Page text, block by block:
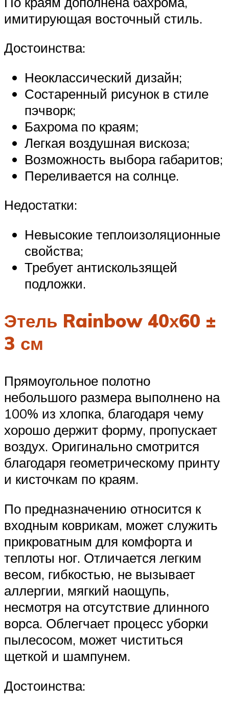
имитирующая восточный стиль.
Достоинства:
Неоклассический дизайн;
Состаренный рисунок в стиле
пэчворк;
Бахрома по краям;
Легкая воздушная вискоза;
Возможность выбора габаритов;
Переливается на солнце.
Недостатки:
Невысокие теплоизоляционные
свойства;
Требует антискользящей
подложки.
Этель Rainbow 40х60 ±
3 см
Прямоугольное полотно
небольшого размера выполнено на
100% из хлопка, благодаря чему
хорошо держит форму, пропускает
воздух. Оригинально смотрится
благодаря геометрическому принту
и кисточкам по краям.
По предназначению относится к
входным коврикам, может служить
прикроватным для комфорта и
теплоты ног. Отличается легким
весом, гибкостью, не вызывает
аллергии, мягкий наощупь,
несмотря на отсутствие длинного
ворса. Облегчает процесс уборки
пылесосом, может чиститься
щеткой и шампунем.
Достоинства: